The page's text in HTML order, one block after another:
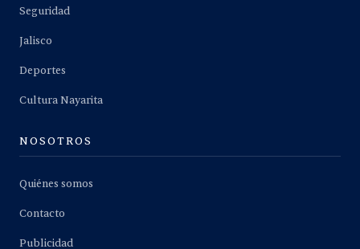
Seguridad
Jalisco
Deportes
Cultura Nayarita
NOSOTROS
Quiénes somos
Contacto
Publicidad